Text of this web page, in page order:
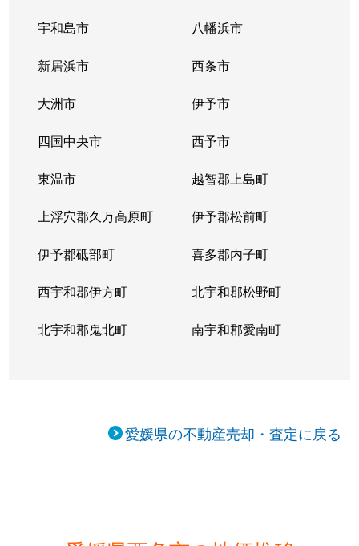
宇和島市 八幡浜市
新居浜市 西条市
大洲市 伊予市
四国中央市 西予市
東温市 越智郡上島町
上浮穴郡久万高原町 伊予郡松前町
伊予郡砥部町 喜多郡内子町
西宇和郡伊方町 北宇和郡松野町
北宇和郡鬼北町 南宇和郡愛南町
愛媛県の不動産売却・査定に戻る